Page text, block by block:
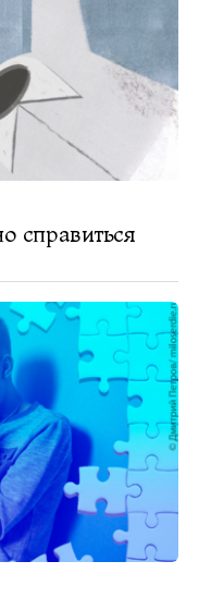
справиться